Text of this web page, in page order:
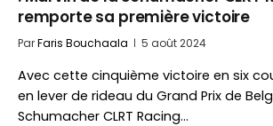
remporte sa première victoire
ParFaris Bouchaala 5 août 2024
Avec cette cinquième victoire en six
en lever de rideau du Grand Prix de
Schumacher CLRT Racing…